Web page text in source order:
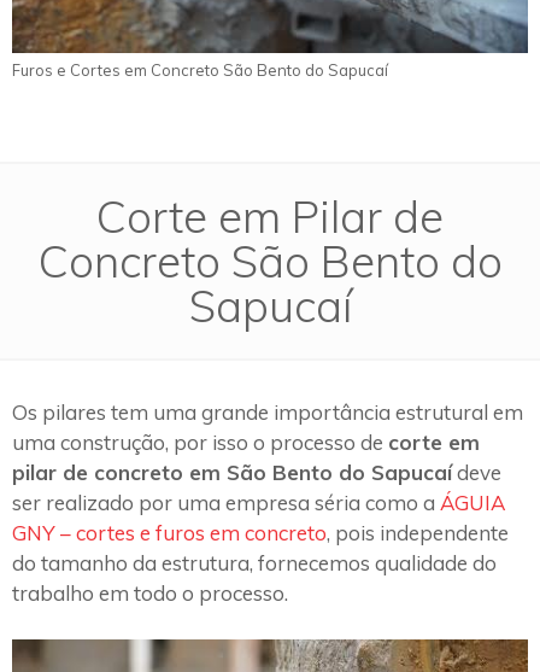
Furos e Cortes em Concreto São Bento do Sapucaí
Corte em Pilar de
Concreto São Bento do
Sapucaí
Os pilares tem uma grande importância estrutural em
uma construção, por isso o processo de corte em
pilar de concreto em São Bento do Sapucaídeve
ser realizado por uma empresa séria como a ÁGUIA
GNY – cortes e furos em concreto, pois independente
do tamanho da estrutura, fornecemos qualidade do
trabalho em todo o processo.